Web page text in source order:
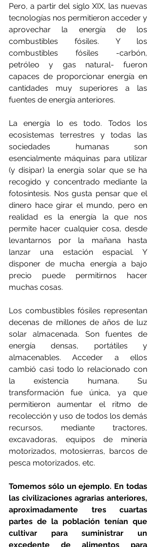
Pero, a partir del siglo XIX, las nuevas
tecnologías nos permitieron acceder y
aprovechar la energía de los
combustibles fósiles. Y los
combustibles fósiles -carbón,
petróleo y gas natural- fueron
capaces de proporcionar energía en
cantidades muy superiores a las
fuentes de energía anteriores.
La energía lo es todo. Todos los
ecosistemas terrestres y todas las
sociedades humanas son
esencialmente máquinas para utilizar
(y disipar) la energía solar que se ha
recogido y concentrado mediante la
fotosíntesis. Nos gusta pensar que el
dinero hace girar el mundo, pero en
realidad es la energía la que nos
permite hacer cualquier cosa, desde
levantarnos por la mañana hasta
lanzar una estación espacial. Y
disponer de mucha energía a bajo
precio puede permitirnos hacer
muchas cosas.
Los combustibles fósiles representan
decenas de millones de años de luz
solar almacenada. Son fuentes de
energía densas, portátiles y
almacenables. Acceder a ellos
cambió casi todo lo relacionado con
la existencia humana. Su
transformación fue única, ya que
permitieron aumentar el ritmo de
recolección y uso de todos los demás
recursos, mediante tractores,
excavadoras, equipos de minería
motorizados, motosierras, barcos de
pesca motorizados, etc.
Tomemos sólo un ejemplo. En todas
las civilizaciones agrarias anteriores,
aproximadamente tres cuartas
partes de la población tenían que
cultivar para suministrar un
excedente de alimentos para